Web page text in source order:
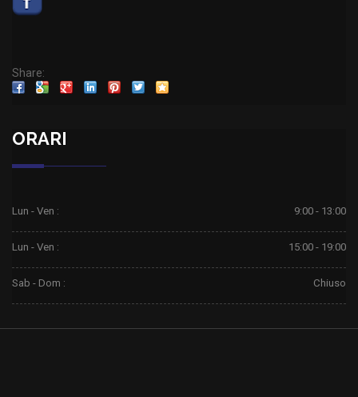
Share:
ORARI
Lun - Ven : 9:00 - 13:00
Lun - Ven : 15:00 - 19:00
Sab - Dom : Chiuso